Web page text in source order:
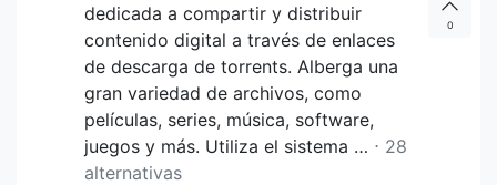
dedicada a compartir y distribuir
contenido digital a través de enlaces
de descarga de torrents. Alberga una
gran variedad de archivos, como
películas, series, música, software,
juegos y más. Utiliza el sistema … ⋅ 28
alternativas
0